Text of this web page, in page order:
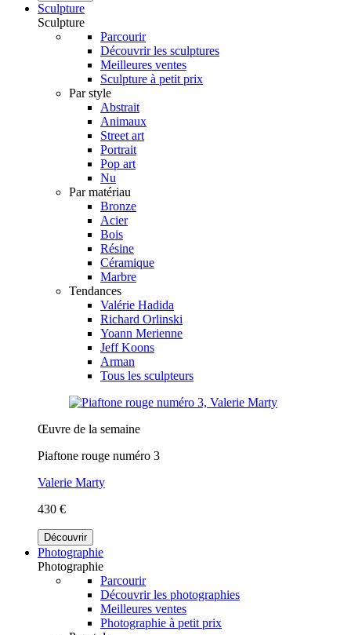
Sculpture
Sculpture
Parcourir
Découvrir les sculptures
Meilleures ventes
Sculpture à petit prix
Par style
Abstrait
Animaux
Street art
Portrait
Pop art
Nu
Par matériau
Bronze
Acier
Bois
Résine
Céramique
Marbre
Tendances
Valérie Hadida
Richard Orlinski
Yoann Merienne
Jeff Koons
Arman
Tous les sculpteurs
Œuvre de la semaine
Piaftone rouge numéro 3
Valerie Marty
430 €
Découvrir
Photographie
Photographie
Parcourir
Découvrir les photographies
Meilleures ventes
Photographie à petit prix